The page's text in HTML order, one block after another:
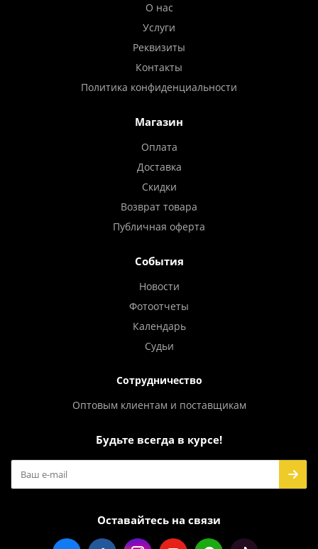
О нас
Услуги
Реквизиты
Контакты
Политика конфиденциальности
Магазин
Оплата
Доставка
Скидки
Возврат товара
Публичная оферта
События
Новости
Фотоотчеты
Календарь
Судьи
Сотрудничество
Оптовым клиентам и поставщикам
Будьте всегда в курсе!
Оставайтесь на связи